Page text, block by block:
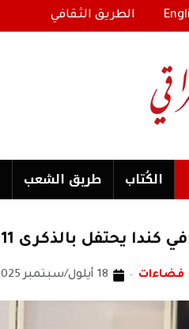
الطريق الثقافي
الكُتاب طریق الشعب
يحتفل بالذكرى 11 لتأسيسه
فضاءات 18 أيلول/سبتمبر 2025